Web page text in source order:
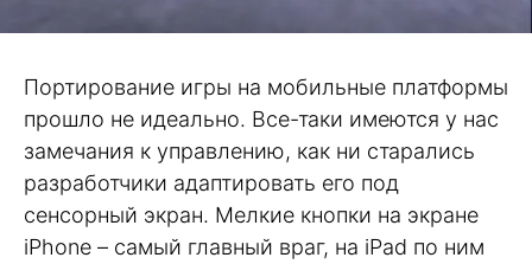
Портирование игры на мобильные платформы
прошло не идеально. Все-таки имеются у нас
замечания к управлению, как ни старались
разработчики адаптировать его под
сенсорный экран. Мелкие кнопки на экране
iPhone – самый главный враг, на iPad по ним